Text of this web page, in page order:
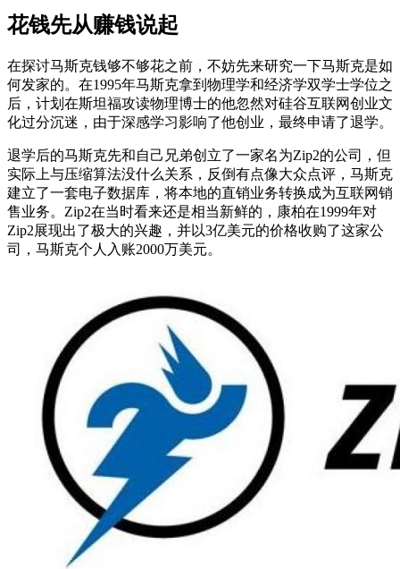
花钱先从赚钱说起
在探讨马斯克钱够不够花之前，不妨先来研究一下马斯克是如
何发家的。在1995年马斯克拿到物理学和经济学双学士学位之
后，计划在斯坦福攻读物理博士的他忽然对硅谷互联网创业文
化过分沉迷，由于深感学习影响了他创业，最终申请了退学。
退学后的马斯克先和自己兄弟创立了一家名为Zip2的公司，但
实际上与压缩算法没什么关系，反倒有点像大众点评，马斯克
建立了一套电子数据库，将本地的直销业务转换成为互联网销
售业务。Zip2在当时看来还是相当新鲜的，康柏在1999年对
Zip2展现出了极大的兴趣，并以3亿美元的价格收购了这家公
司，马斯克个人入账2000万美元。